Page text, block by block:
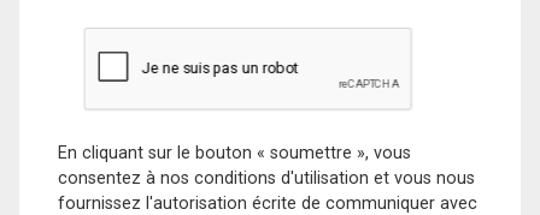
En cliquant sur le bouton « soumettre », vous
consentez à nos conditions d'utilisation et vous nous
fournissez l'autorisation écrite de communiquer avec